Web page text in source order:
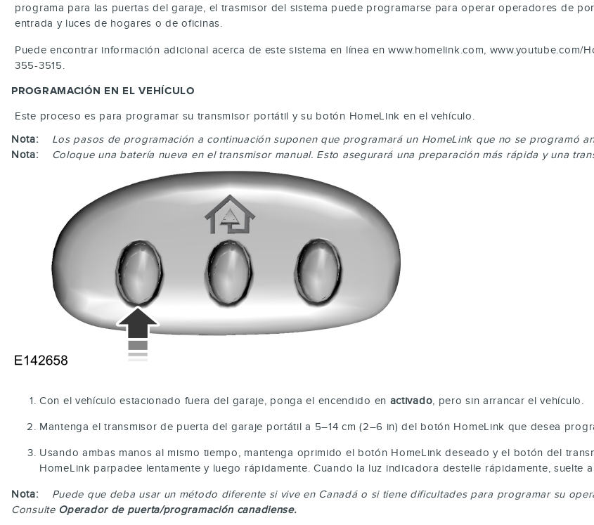
programa para las puertas del garaje, el trasmisor del sistema puede programarse para operar operadores de
entrada y luces de hogares o de oficinas.
Puede encontrar información adicional acerca de este sistema en línea en www.homelink.com,
355-3515.
PROGRAMACIÓN EN EL VEHÍCULO
Este proceso es para programar su transmisor portátil y su botón HomeLink en el vehículo.
Nota:
Los pasos de programación a continuación suponen que programará un HomeLink que no se programó
Nota:
Coloque una batería nueva en el transmisor manual. Esto asegurará una preparación más rápida y una
Con el vehículo estacionado fuera del garaje, ponga el encendido en activado, pero sin arrancar el vehículo.
Mantenga el transmisor de puerta del garaje portátil a 5–14 cm (2–6 in) del botón HomeLink que desea
Usando ambas manos al mismo tiempo, mantenga oprimido el botón HomeLink deseado y el botón del
HomeLink parpadee lentamente y luego rápidamente. Cuando la luz indicadora destelle rápidamente,
Nota:
Puede que deba usar un método diferente si vive en Canadá o si tiene dificultades para programar su
Consulte Operador de puerta/programación canadiense.